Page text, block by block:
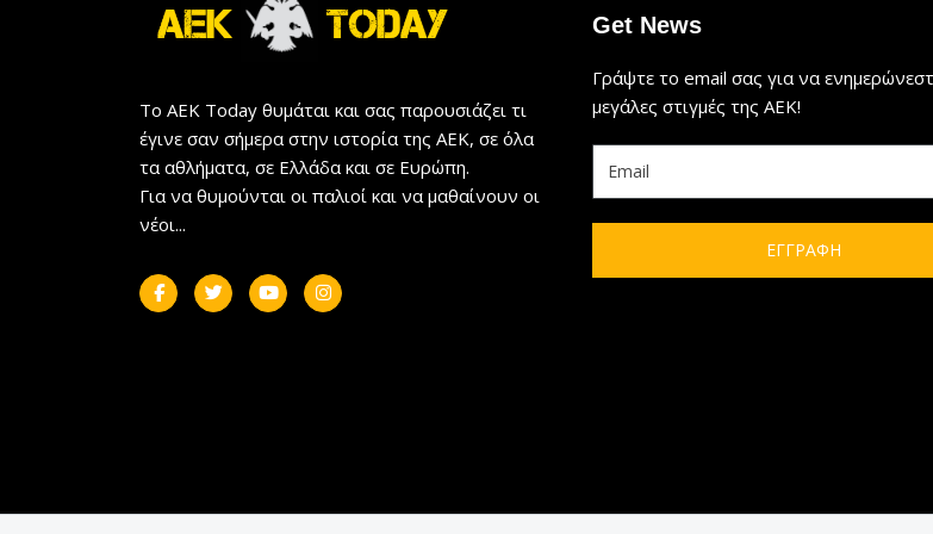
Το AEK Today θυμάται και σας παρουσιάζει τι
έγινε σαν σήμερα στην ιστορία της ΑΕΚ, σε όλα
τα αθλήματα, σε Ελλάδα και σε Ευρώπη.
Για να θυμούνται οι παλιοί και να μαθαίνουν οι
νέοι...
Get News
Γράψτε το email σας για να
μεγάλες στιγμές της ΑΕΚ!
ΕΓΓΡΑΦΗ